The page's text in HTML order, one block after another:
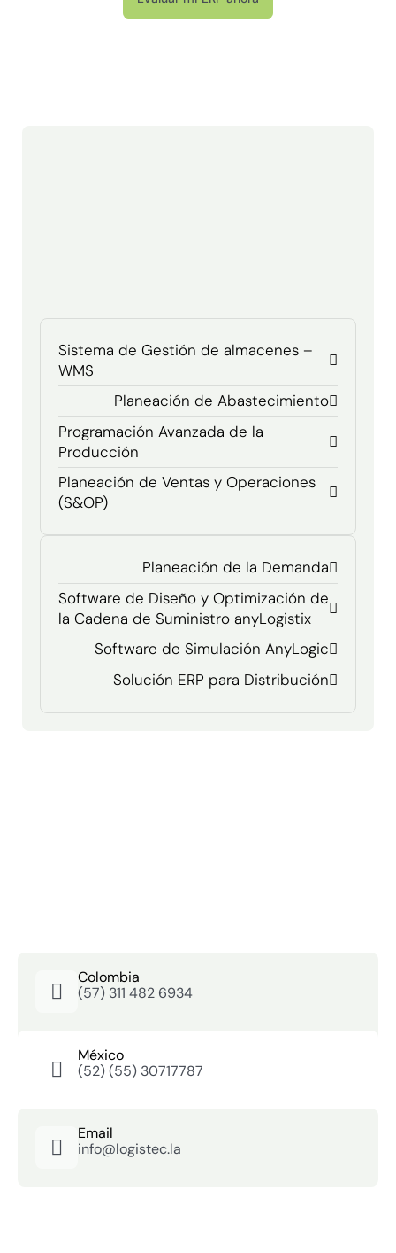
Sistema de Gestión de almacenes –
WMS
Planeación de Abastecimiento
Programación Avanzada de la
Producción
Planeación de Ventas y Operaciones
(S&OP)
Planeación de la Demanda
Software de Diseño y Optimización de
la Cadena de Suministro anyLogistix
Software de Simulación AnyLogic
Solución ERP para Distribución
Colombia
(57) 311 482 6934
México
(52) (55) 30717787
Email
info@logistec.la